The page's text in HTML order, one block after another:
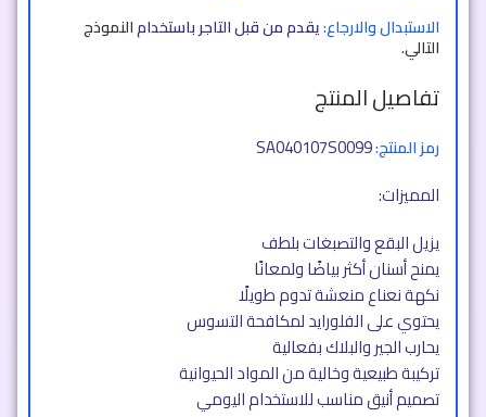
الاستبدال والارجاع:يقدم من قبل التاجر باستخدامالنموذج
التالي.
تفاصيل المنتج
رمز المنتج:SA040107S0099
المميزات:
يزيل البقع والتصبغات بلطف
يمنح أسنان أكثر بياضًا ولمعانًا
نكهة نعناع منعشة تدوم طويلًا
يحتوي على الفلورايد لمكافحة التسوس
يحارب الجير والبلاك بفعالية
تركيبة طبيعية وخالية من المواد الحيوانية
تصميم أنيق مناسب للاستخدام اليومي